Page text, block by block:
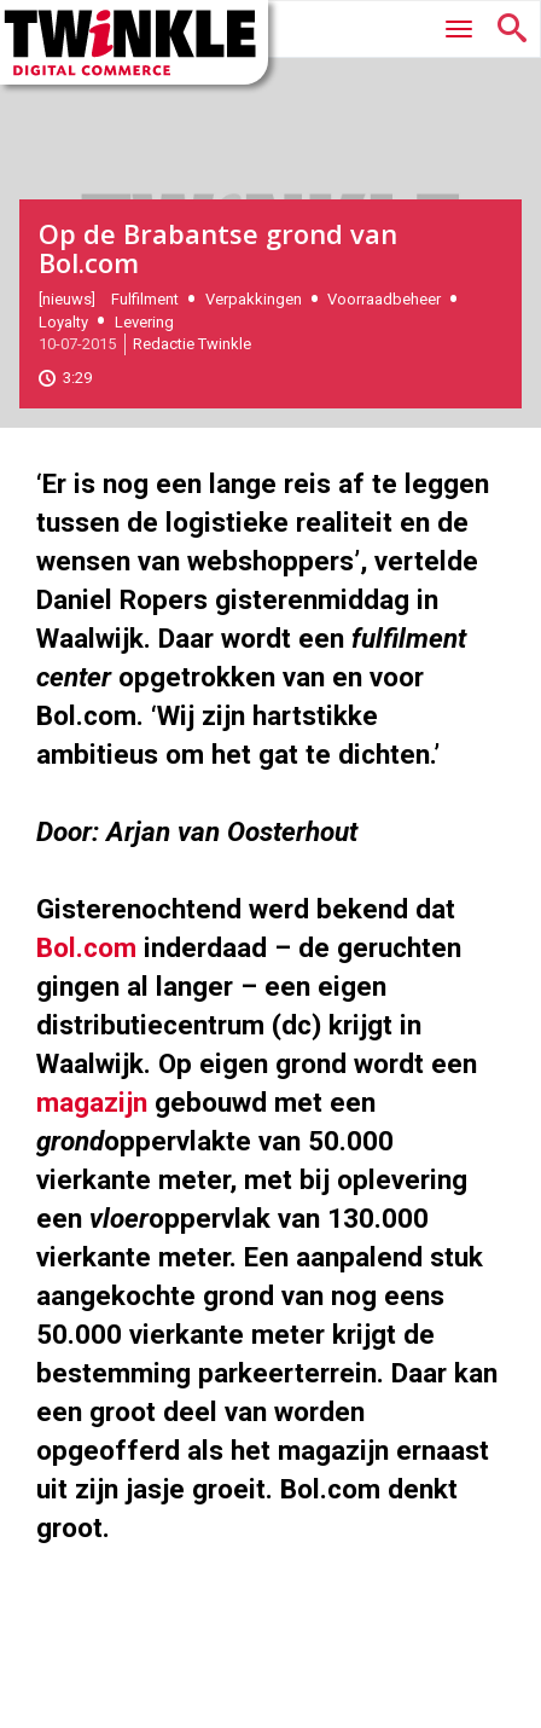
Twinkle
Digital
Commerce
Hoofdmenu
Op de Brabantse grond van
Bol.com
2015-
07-
10T11:02:00
2017-
11-
11
[nieuws] Fulfilment Verpakkingen
Voorraadbeheer
Loyalty
Levering
10-07-2015
Redactie Twinkle
3:29
‘Er is nog een lange reis af te leggen
tussen de logistieke realiteit en de
wensen van webshoppers’, vertelde
Daniel Ropers gisterenmiddag in
Waalwijk. Daar wordt een fulfilment
centeropgetrokken van en voor
Bol.com. ‘Wij zijn hartstikke
ambitieus om het gat te dichten.’
Door: Arjan van Oosterhout
Gisterenochtend werd bekend dat
Bol.com inderdaad – de geruchten
gingen al langer – een eigen
distributiecentrum (dc) krijgt in
Waalwijk. Op eigen grond wordt een
magazijn gebouwd met een
grondoppervlakte van 50.000
vierkante meter, met bij oplevering
een vloeroppervlak van 130.000
vierkante meter. Een aanpalend stuk
aangekochte grond van nog eens
50.000 vierkante meter krijgt de
bestemming parkeerterrein. Daar kan
een groot deel van worden
opgeofferd als het magazijn ernaast
uit zijn jasje groeit. Bol.com denkt
groot.